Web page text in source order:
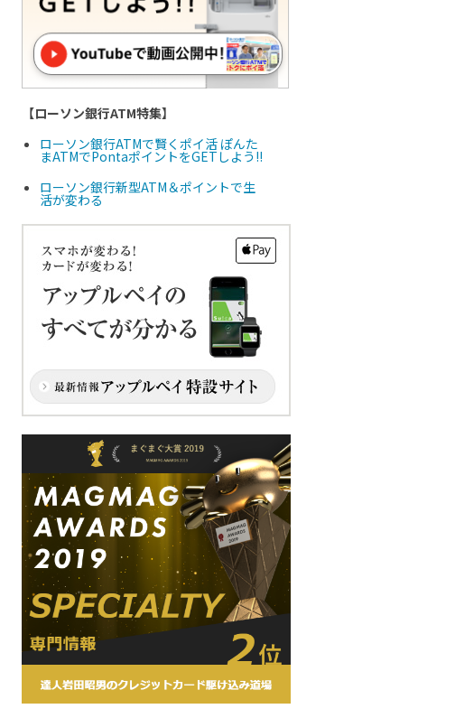
【ローソン銀行ATM特集】
ローソン銀行ATMで賢くポイ活 ぽんた
まATMでPontaポイントをGETしよう!!
ローソン銀行新型ATM＆ポイントで生
活が変わる